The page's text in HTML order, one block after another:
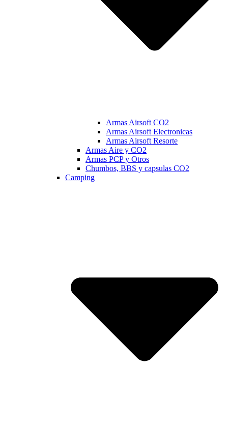
Armas Airsoft CO2
Armas Airsoft Electronicas
Armas Airsoft Resorte
Armas Aire y CO2
Armas PCP y Otros
Chumbos, BBS y capsulas CO2
Camping